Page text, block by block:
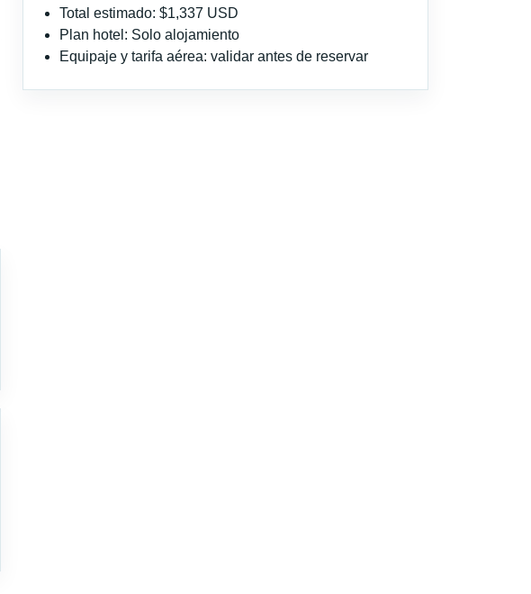
Total estimado: $1,337 USD
Plan hotel: Solo alojamiento
Equipaje y tarifa aérea: validar antes de reservar